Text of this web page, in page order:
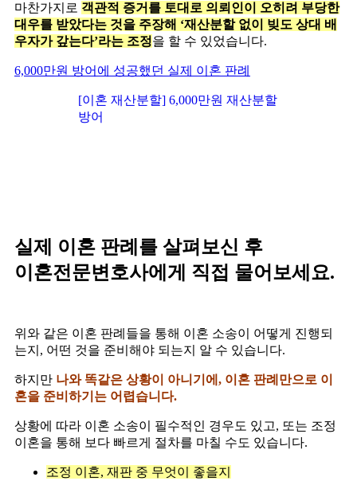
마찬가지로 객관적 증거를 토대로 의뢰인이 오히려 부당한
대우를 받았다는 것을 주장해 ‘재산분할 없이 빚도 상대 배
우자가 갚는다’라는 조정을 할 수 있었습니다.
6,000만원 방어에 성공했던 실제 이혼 판례
[이혼 재산분할] 6,000만원 재산분할
방어
실제 이혼 판례를 살펴보신 후
이혼전문변호사에게 직접 물어보세요.
위와 같은 이혼 판례들을 통해 이혼 소송이 어떻게 진행되
는지, 어떤 것을 준비해야 되는지 알 수 있습니다.
하지만 나와 똑같은 상황이 아니기에, 이혼 판례만으로 이
혼을 준비하기는 어렵습니다.
상황에 따라 이혼 소송이 필수적인 경우도 있고, 또는 조정
이혼을 통해 보다 빠르게 절차를 마칠 수도 있습니다.
조정 이혼, 재판 중 무엇이 좋을지